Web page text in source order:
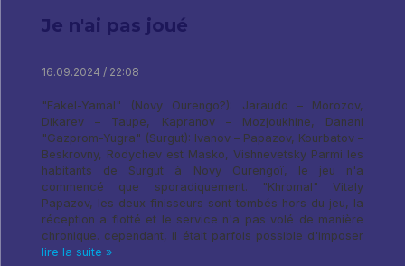
Je n'ai pas joué
16.09.2024 / 22:08
"Fakel-Yamal" (Novy Ourengo?): Jaraudo – Morozov,
Dikarev – Taupe, Kapranov – Mozjoukhine, Danani
"Gazprom-Yugra" (Surgut): Ivanov – Papazov, Kourbatov –
Beskrovny, Rodychev est Masko, Vishnevetsky Parmi les
habitants de Surgut à Novy Ourengoï, le jeu n'a
commencé que sporadiquement. "Khromal" Vitaly
Papazov, les deux finisseurs sont tombés hors du jeu, la
réception a flotté et le service n'a pas volé de manière
chronique. cependant, il était parfois possible d'imposer
lire la suite »